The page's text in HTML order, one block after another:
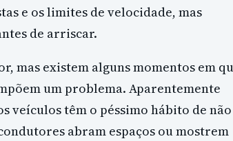
e os limites de velocidade, mas
de arriscar.
mas existem alguns momentos em
um problema. Aparentemente
veículos têm o péssimo hábito de não
abram espaços ou mostrem